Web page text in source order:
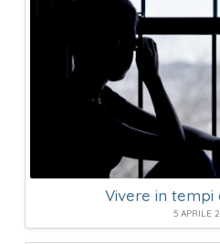
Vivere in tempi
5 APRILE